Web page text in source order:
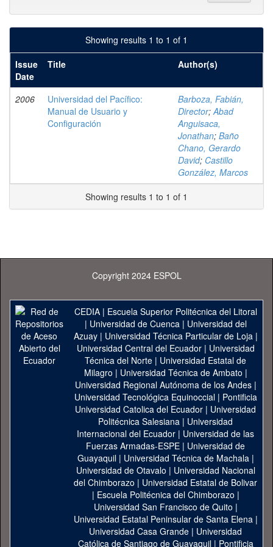
Showing results 1 to 1 of 1
Issue
Date
Title Author(s)
2006
Universidad del Pacífico:
Manual de Usuario y
Configuración
Barboza, Fabián,
Director;Abad
Anguisaca,
Jonathan; Baño
Chano, Gerardo
David; Castillo
González, Marcos
Showing results 1 to 1 of 1
Copyright 2024 ESPOL
CEDIA| Escuela Superior Politécnica del Litoral
| Universidad de Cuenca| Universidad del
Azuay| Universidad Técnica Particular de Loja|
Universidad Central del Ecuador| Universidad
Técnica del Norte | Universidad Estatal de
Milagro | Universidad Técnica de Ambato |
Universidad Regional Autónoma de los Andes|
Universidad Tecnológica Equinoccial| Pontificia
Universidad Catolica del Ecuador | Universidad
Politécnica Salesiana | Universidad
Internacional del Ecuador | Universidad de las
Fuerzas Armadas-ESPE | Universidad de
Guayaquil| Universidad Técnica de Machala|
Universidad de Otavalo | Universidad Nacional
del Chimborazo | Universidad Estatal de Bolivar
| Escuela Politécnica del Chimborazo |
Universidad San Francisco de Quito |
Universidad Estatal Peninsular de Santa Elena|
Universidad Casa Grande | Universidad
Católica de Santiago de Guayaquil| Pontificia